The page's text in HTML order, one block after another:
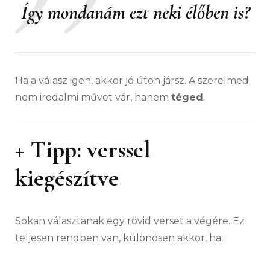
Így mondanám ezt neki élőben is?
Ha a válasz igen, akkor jó úton jársz. A szerelmed
nem irodalmi művet vár, hanem téged .
+ Tipp: verssel
kiegészítve
Sokan választanak egy rövid verset a végére. Ez
teljesen rendben van, különösen akkor, ha: